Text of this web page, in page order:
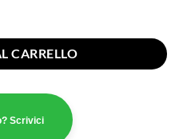
face - Auto quantità
CARRELLO
Scrivici